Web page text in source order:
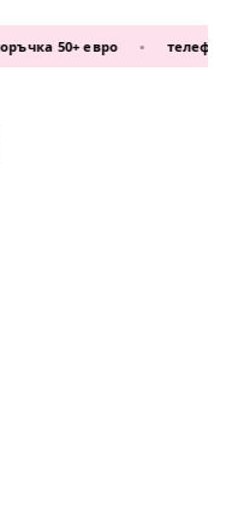
50+ евро • телефон: